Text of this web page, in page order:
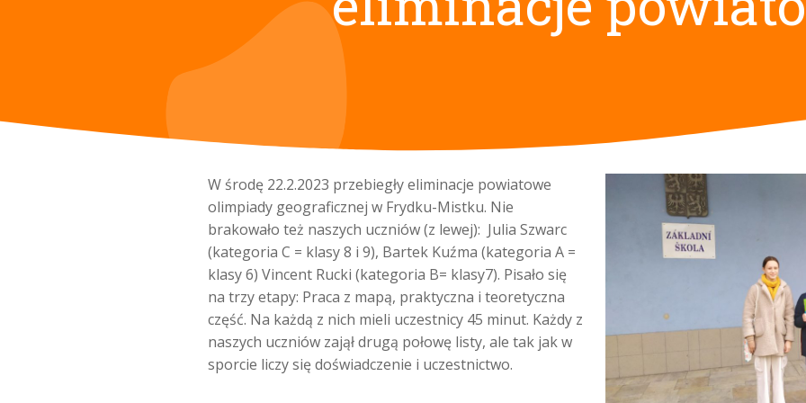
W środę 22.2.2023 przebiegły eliminacje powiatowe
olimpiady geograficznej w Frydku-Mistku. Nie
brakowało też naszych uczniów (z lewej): Julia Szwarc
(kategoria C = klasy 8 i 9), Bartek Kuźma (kategoria A =
klasy 6) Vincent Rucki (kategoria B= klasy7). Pisało się
na trzy etapy: Praca z mapą, praktyczna i teoretyczna
część. Na każdą z nich mieli uczestnicy 45 minut. Każdy z
naszych uczniów zajął drugą połowę listy, ale tak jak w
sporcie liczy się doświadczenie i uczestnictwo.